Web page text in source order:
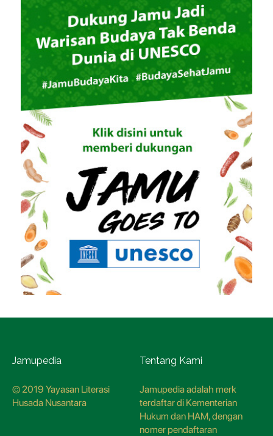
Jamupedia
© 2019 Yayasan Literasi
Husada Nusantara
Tentang Kami
Jamupedia adalah merk
terdaftar di Kementerian
Hukum dan HAM, dengan
nomer pendaftaran